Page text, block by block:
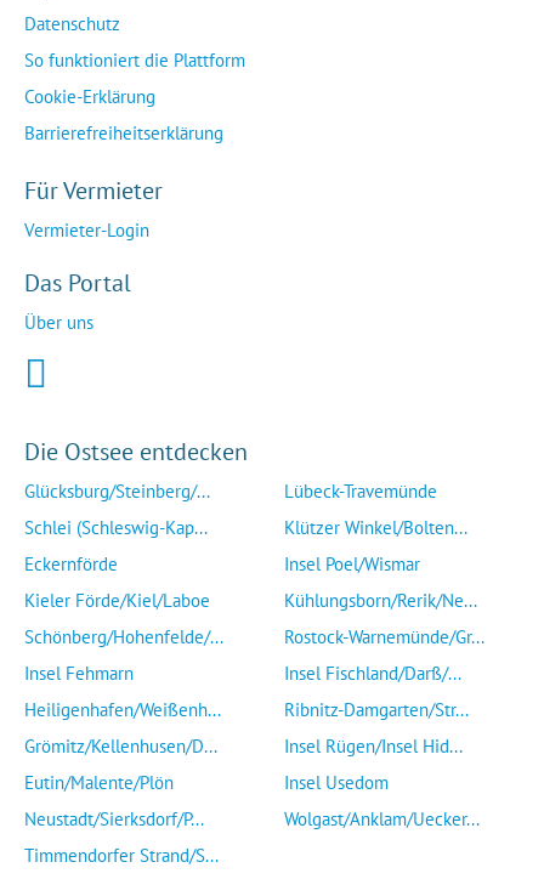
Datenschutz
So funktioniert die Plattform
Cookie-Erklärung
Barrierefreiheitserklärung
Für Vermieter
Vermieter-Login
Das Portal
Über uns
Die Ostsee entdecken
Glücksburg/Steinberg/...
Schlei (Schleswig-Kap...
Eckernförde
Kieler Förde/Kiel/Laboe
Schönberg/Hohenfelde/...
Insel Fehmarn
Heiligenhafen/Weißenh...
Grömitz/Kellenhusen/D...
Eutin/Malente/Plön
Neustadt/Sierksdorf/P...
Timmendorfer Strand/S...
Lübeck-Travemünde
Klützer Winkel/Bolten...
Insel Poel/Wismar
Kühlungsborn/Rerik/Ne...
Rostock-Warnemünde/Gr...
Insel Fischland/Darß/...
Ribnitz-Damgarten/Str...
Insel Rügen/Insel Hid...
Insel Usedom
Wolgast/Anklam/Uecker...